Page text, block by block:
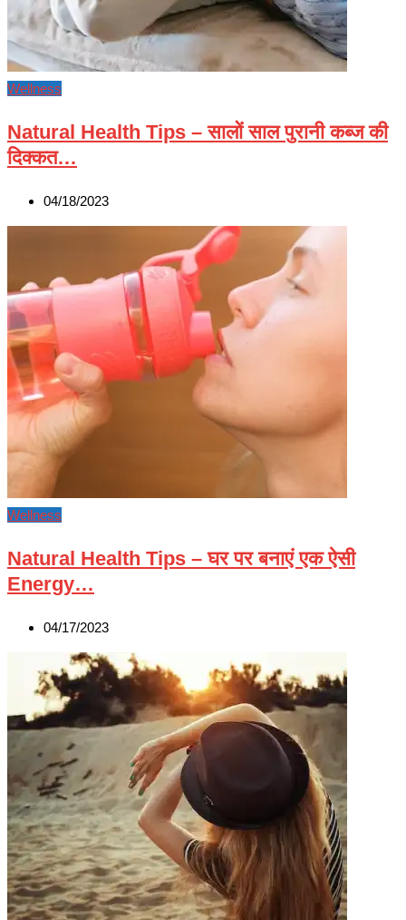
Wellness
Natural Health Tips – सालों साल पुरानी कब्ज की
दिक्कत…
04/18/2023
Wellness
Natural Health Tips – घर पर बनाएं एक ऐसी
Energy…
04/17/2023